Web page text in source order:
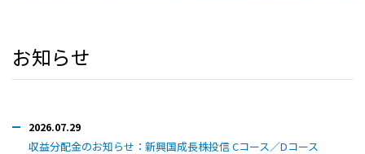
お知らせ
2026.07.29
収益分配金のお知らせ：新興国成長株投信 Cコース／Dコース